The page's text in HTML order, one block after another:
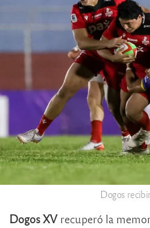
Dogos
Dogos XV recuperó la